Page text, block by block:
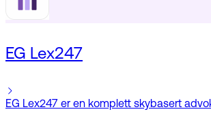
EG Lex247
EG Lex247 er en komplett skybasert